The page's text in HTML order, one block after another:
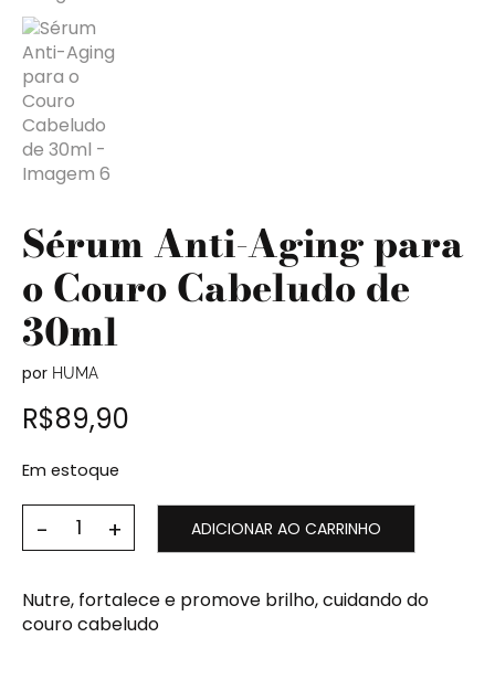
Sérum Anti-Aging para
o Couro Cabeludo de
30ml
por HUMA
R$89,90
Em estoque
ADICIONAR AO CARRINHO
Nutre, fortalece e promove brilho, cuidando do
couro cabeludo